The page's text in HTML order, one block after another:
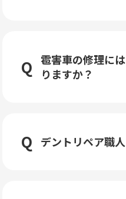
雹害車の修理に
りますか？
デントリペア職